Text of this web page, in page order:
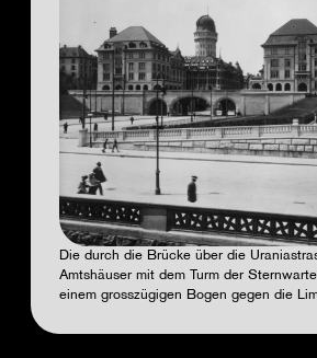
Die durch die Brücke über die
Amtshäuser mit dem Turm der
einem grosszügigen Bogen gegen die